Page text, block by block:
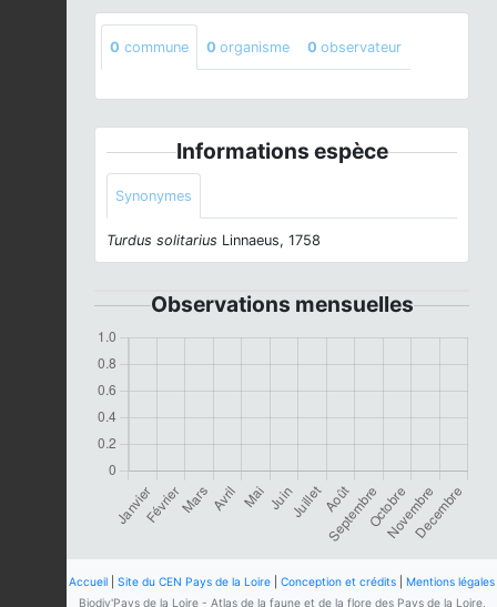
0 commune 0 organisme 0 observateur
Informations espèce
Synonymes
Turdus solitarius Linnaeus, 1758
Observations mensuelles
Accueil Site du CEN Pays de la Loire Conception et crédits
Mentions légales
Biodiv'Pays de la Loire - Atlas de la faune et de la flore des Pays de la Loire,